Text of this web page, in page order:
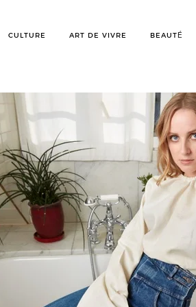
CULTURE ART DE VIVRE BEAUTÉ